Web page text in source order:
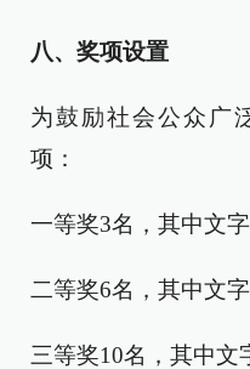
八、奖项设置
为鼓励社会公众广
项：
一等奖3名，其中文
二等奖6名，其中文
三等奖10名，其中文